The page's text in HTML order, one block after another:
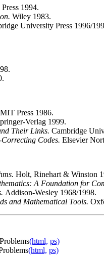
1994.
Wiley 1983.
University Press 1996/
MIT Press 1986.
Verlag 1999.
Their Links. Cambridge
Codes. Elsevier
Holt, Rinehart & Winston
A Foundation for
Addison-Wesley 1968/1998.
and Mathematical Tools.
(html, ps)
(html, ps)